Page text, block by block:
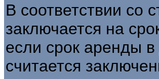
В соответствии со
заключается на
если срок аренды
считается